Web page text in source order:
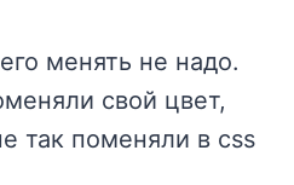
менять не надо.
свой цвет,
так поменяли в css